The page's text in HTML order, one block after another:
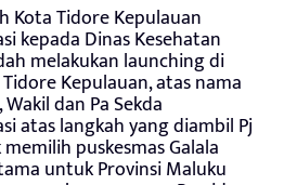
Kota Tidore Kepulauan
kepada Dinas Kesehatan
melakukan launching di
Kepulauan, atas nama
dan Pa Sekda
atas langkah yang diambil Pj
puskesmas Galala
untuk Provinsi Maluku